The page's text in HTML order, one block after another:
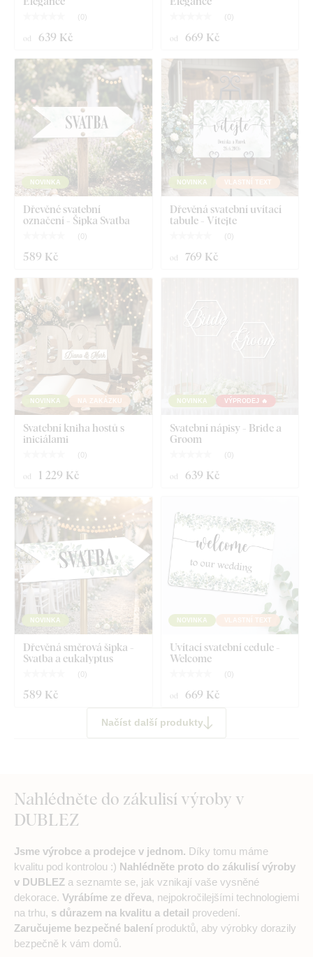
( 0 )
od 639 Kč
( 0 )
od 669 Kč
NOVINKA
Dřevěné svatební
označení - Šipka Svatba
( 0)
589 Kč
NOVINKA VLASTNÍ TEXT
Dřevěná svatební uvítací
tabule - Vítejte
( 0)
od 769 Kč
NOVINKA NA ZAKÁZKU
Svatební kniha hostů s
iniciálami
( 0 )
od 1 229 Kč
NOVINKA VÝPRODEJ 🔥
Svatební nápisy - Bride a
Groom
( 0 )
od 639 Kč
NOVINKA
Dřevěná směrová šipka -
Svatba a eukalyptus
( 0)
589 Kč
NOVINKA VLASTNÍ TEXT
Uvítací svatební cedule -
Welcome
( 0)
od 669 Kč
Načíst další produkty
Nahlédněte do zákulisí výroby v
DUBLEZ
Jsme výrobce a prodejce v jednom. Díky tomu máme
kvalitu pod kontrolou :) Nahlédněte proto do zákulisí výroby
v DUBLEZ a seznamte se, jak vznikají vaše vysněné
dekorace. Vyrábíme ze dřeva, nejpokročilejšími technologiemi
na trhu, s důrazem na kvalitu a detail provedení.
Zaručujeme bezpečné balení produktů, aby výrobky dorazily
bezpečně k vám domů.